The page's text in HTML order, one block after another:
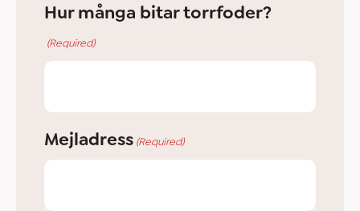
Hur många bitar torrfoder?
(Required)
Mejladress (Required)